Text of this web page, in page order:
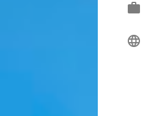
work
language